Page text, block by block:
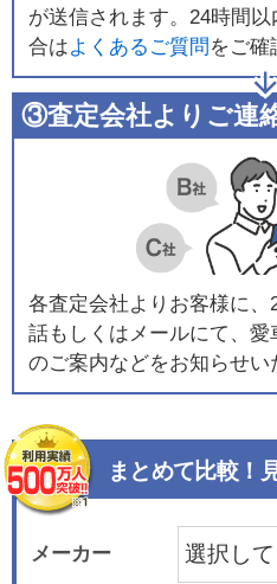
が送信されます。24時間
合はよくあるご質問 をご確
③査定会社よりご連
各査定会社よりお客様に
話もしくはメールにて、
のご案内などをお知らせい
まとめて比較！
メーカー